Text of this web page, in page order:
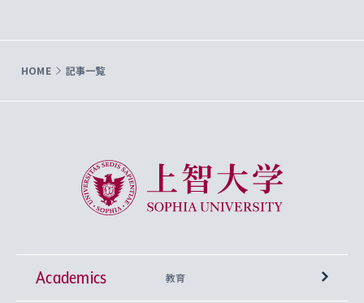
HOME 記事一覧
上智大学 Sophia University
Academics 教育